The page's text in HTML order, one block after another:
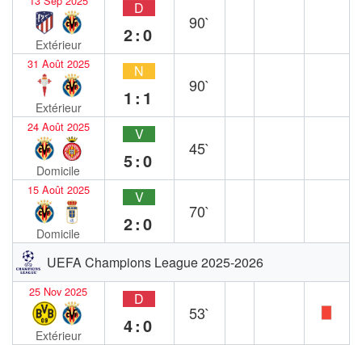
Extérieur
D
2:0
90`
31 Août 2025
Extérieur
N
1:1
90`
24 Août 2025
Domicile
V
5:0
45`
15 Août 2025
Domicile
V
2:0
70`
UEFA Champions League 2025-2026
25 Nov 2025
Extérieur
D
4:0
53`